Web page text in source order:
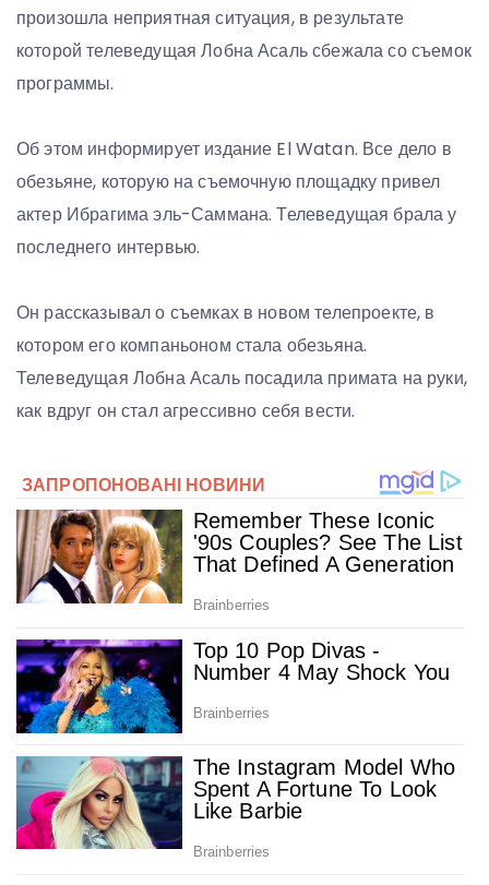
произошла неприятная ситуация, в результате
которой телеведущая Лобна Асаль сбежала со съемок
программы.
Об этом информирует издание El Watan. Все дело в
обезьяне, которую на съемочную площадку привел
актер Ибрагима эль-Саммана. Телеведущая брала у
последнего интервью.
Он рассказывал о съемках в новом телепроекте, в
котором его компаньоном стала обезьяна.
Телеведущая Лобна Асаль посадила примата на руки,
как вдруг он стал агрессивно себя вести.